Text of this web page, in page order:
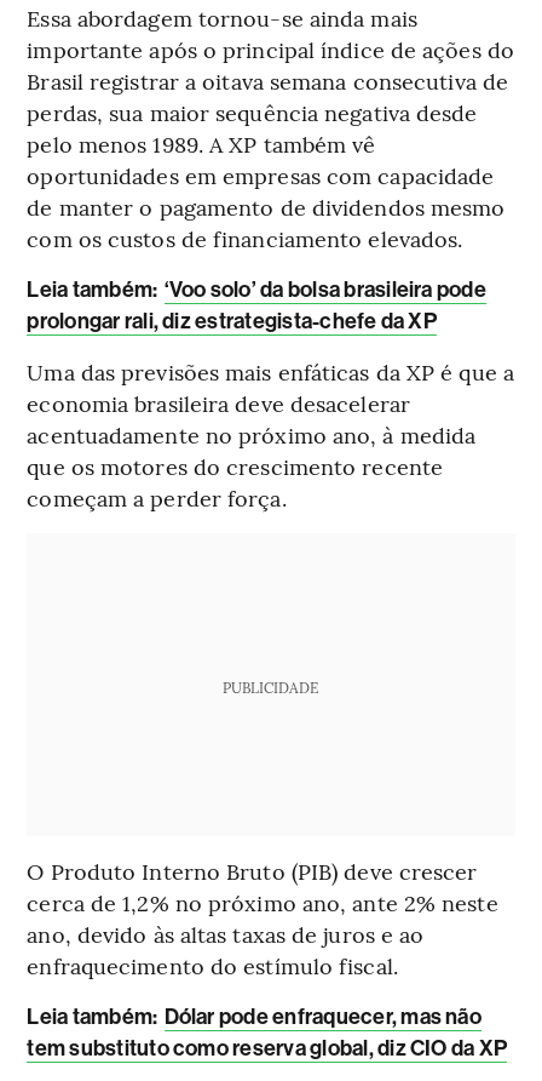
Essa abordagem tornou-se ainda mais
importante após o principal índice de ações do
Brasil registrar a oitava semana consecutiva de
perdas, sua maior sequência negativa desde
pelo menos 1989. A XP também vê
oportunidades em empresas com capacidade
de manter o pagamento de dividendos mesmo
com os custos de financiamento elevados.
Leia também: ‘Voo solo’ da bolsa brasileira pode
prolongar rali, diz estrategista-chefe da XP
Uma das previsões mais enfáticas da XP é que a
economia brasileira deve desacelerar
acentuadamente no próximo ano, à medida
que os motores do crescimento recente
começam a perder força.
PUBLICIDADE
O Produto Interno Bruto (PIB) deve crescer
cerca de 1,2% no próximo ano, ante 2% neste
ano, devido às altas taxas de juros e ao
enfraquecimento do estímulo fiscal.
Leia também: Dólar pode enfraquecer, mas não
tem substituto como reserva global, diz CIO da XP